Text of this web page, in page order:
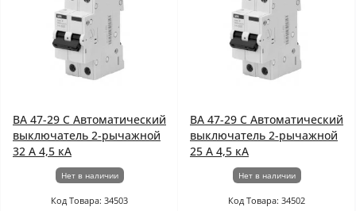
ВА 47-29 C Автоматический
выключатель 2-рычажной
32 А 4,5 кА
Нет в наличии
Код Товара: 34503
ВА 47-29 C Автоматический
выключатель 2-рычажной
25 А 4,5 кА
Нет в наличии
Код Товара: 34502